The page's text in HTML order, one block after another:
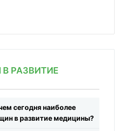
РАЗВИТИЕ
сегодня наиболее
в развитие медицины?